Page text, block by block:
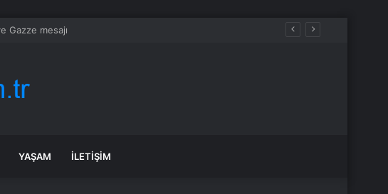
YAŞAM İLETIŞIM